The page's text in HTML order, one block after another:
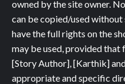
owned by the site owner.
can be copied/used
have the full rights on the
may be used, provided that
[Story Author], [Karthik]
appropriate and specific